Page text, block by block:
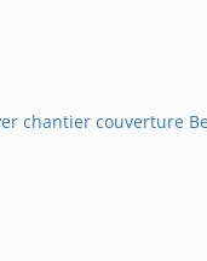
chantier couverture